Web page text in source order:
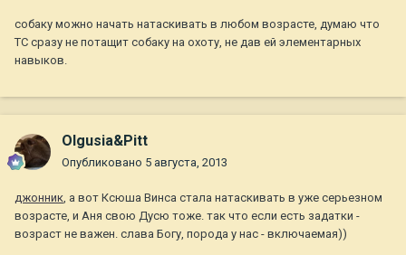
собаку можно начать натаскивать в любом возрасте, думаю что
ТС сразу не потащит собаку на охоту, не дав ей элементарных
навыков.
Olgusia&Pitt
Опубликовано 5 августа, 2013
джонник, а вот Ксюша Винса стала натаскивать в уже серьезном
возрасте, и Аня свою Дусю тоже. так что если есть задатки -
возраст не важен. слава Богу, порода у нас - включаемая))